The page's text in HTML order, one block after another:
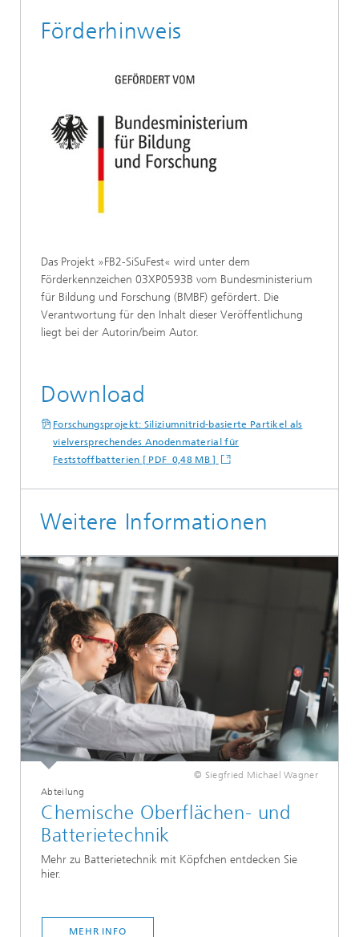
Förderhinweis
Das Projekt »FB2-SiSuFest« wird unter dem
Förderkennzeichen 03XP0593B vom Bundesministerium
für Bildung und Forschung (BMBF) gefördert. Die
Verantwortung für den Inhalt dieser Veröffentlichung
liegt bei der Autorin/beim Autor.
Download
Forschungsprojekt: Siliziumnitrid-basierte Partikel als
vielversprechendes Anodenmaterial für
Feststoffbatterien [ PDF 0,48 MB ]
Weitere Informationen
© Siegfried Michael Wagner
Abteilung
Chemische Oberflächen- und
Batterietechnik
Mehr zu Batterietechnik mit Köpfchen entdecken Sie
hier.
MEHR INFO